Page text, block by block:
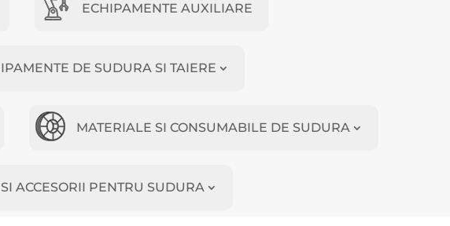
ECHIPAMENTE AUXILIARE
DE SUDURA SI TAIERE
MATERIALE SI CONSUMABILE DE SUDURA
ACCESORII PENTRU SUDURA